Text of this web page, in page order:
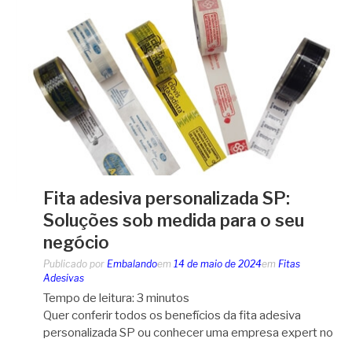
Fita adesiva personalizada SP:
Soluções sob medida para o seu
negócio
Publicado por Embalandoem 14 de maio de 2024em Fitas
Adesivas
Tempo de leitura: 3 minutos
Quer conferir todos os benefícios da fita adesiva
personalizada SP ou conhecer uma empresa expert no